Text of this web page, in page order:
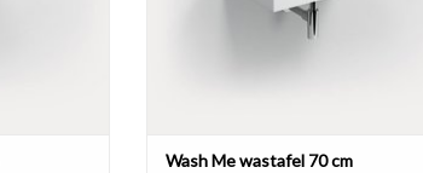
Wash Me wastafel 70 cm